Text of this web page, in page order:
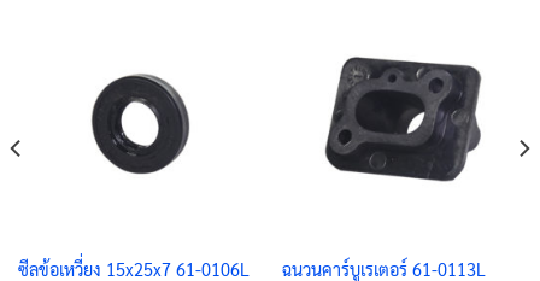
ซีลข้อเหวี่ยง 15x25x7 61-0106L
ฉนวนคาร์บูเรเตอร์ 61-0113L